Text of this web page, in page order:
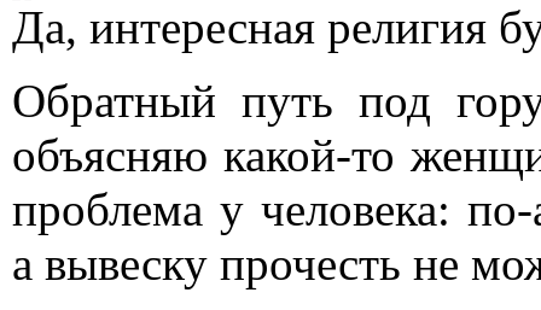
Да, интересная религия
Обратный путь под
объясняю какой-то
проблема у человека:
а вывеску прочесть не